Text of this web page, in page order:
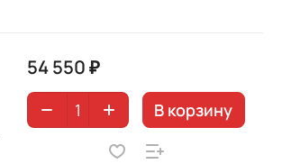
54 550 ₽
В корзину